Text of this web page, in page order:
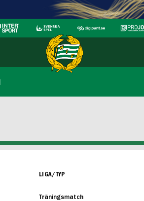
LIGA/TYP
Träningsmatch